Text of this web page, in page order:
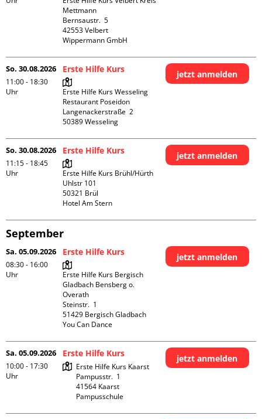
Mettmann
Bernsaustr.  5
42553 Velbert
Wippermann GmbH
So. 30.08.2026
11:00 - 18:30
Uhr
Erste Hilfe Kurs
Erste Hilfe Kurs Wesseling
Restaurant Poseidon
Langenackerstraße  2
jetzt anmelden
So. 30.08.2026
11:15 - 18:45
Uhr
Erste Hilfe Kurs
Erste Hilfe Kurs Brühl/Hürth
Uhlstr 101
50321 Brül
Hotel Am Stern
jetzt anmelden
September
Sa. 05.09.2026
08:30 - 16:00
Uhr
Erste Hilfe Kurs
Erste Hilfe Kurs Bergisch
Gladbach Bensberg o.
Overath
Steinstr.  1
51429 Bergisch Gladbach
You Can Dance
jetzt anmelden
Sa. 05.09.2026
10:00 - 17:30
Uhr
Erste Hilfe Kurs
Erste Hilfe Kurs Kaarst
Pampusstr.  1
41564 Kaarst
Pampusschule
jetzt anmelden